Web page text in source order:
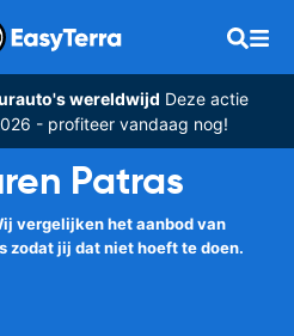
wereldwijd Deze actie
- profiteer vandaag nog!
Patras
vergelijken het aanbod van
zodat jij dat niet hoeft te doen.